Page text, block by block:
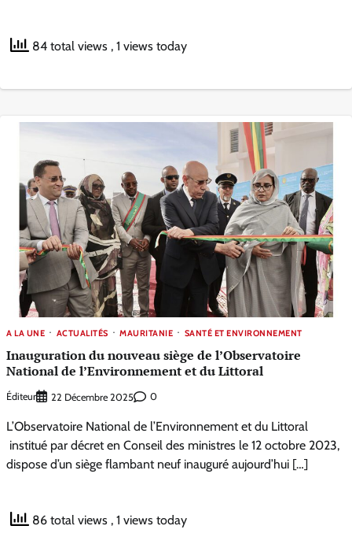
84 total views , 1 views today
A LA UNE ACTUALITÉS MAURITANIE SANTÉ ET ENVIRONNEMENT
Inauguration du nouveau siège de l’Observatoire
National de l’Environnement et du Littoral
Éditeur 22 Décembre 2025 0
L’Observatoire National de l’Environnement et du Littoral
institué par décret en Conseil des ministres le 12 octobre 2023,
dispose d’un siège flambant neuf inauguré aujourd’hui […]
86 total views , 1 views today